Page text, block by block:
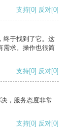
支持[0] 反对[0]
终于找到了它。这
需求。操作也很简
支持[0] 反对[0]
，服务态度非常
支持[0] 反对[0]